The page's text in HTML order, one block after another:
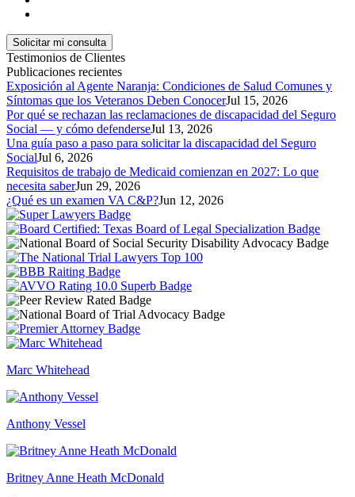
Testimonios de Clientes
Publicaciones recientes
Exposición al Agente Naranja: Condiciones de Salud Comunes y
Síntomas que los Veteranos Deben ConocerJul 15, 2026
Por qué se rechazan las reclamaciones de discapacidad del Seguro
Social — y cómo defenderseJul 13, 2026
Una guía paso a paso para solicitar la discapacidad del Seguro
SocialJul 6, 2026
Requisitos de trabajo de Medicaid comienzan en 2027: Lo que
necesita saberJun 29, 2026
¿Qué es un examen VA C&P?Jun 12, 2026
Marc Whitehead
Anthony Vessel
Britney Anne Heath McDonald